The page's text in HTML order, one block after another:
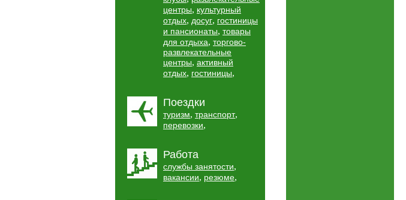
центры, культурный
отдых, досуг, гостиницы
и пансионаты, товары
для отдыха, торгово-
развлекательные
центры, активный
отдых, гостиницы,
Поездки
туризм, транспорт,
перевозки,
Работа
службы занятости,
вакансии, резюме,